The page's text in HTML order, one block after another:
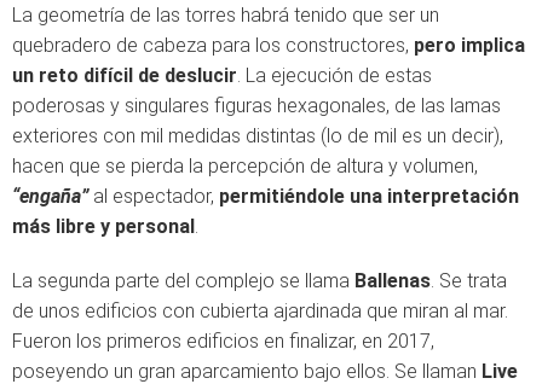
La geometría de las torres habrá tenido que ser un
quebradero de cabeza para los constructores, pero implica
un reto difícil de deslucir. La ejecución de estas
poderosas y singulares figuras hexagonales, de las lamas
exteriores con mil medidas distintas (lo de mil es un decir),
hacen que se pierda la percepción de altura y volumen,
“engaña”al espectador, permitiéndole una interpretación
más libre y personal.
La segunda parte del complejo se llama Ballenas. Se trata
de unos edificios con cubierta ajardinada que miran al mar.
Fueron los primeros edificios en finalizar, en 2017,
poseyendo un gran aparcamiento bajo ellos. Se llaman Live